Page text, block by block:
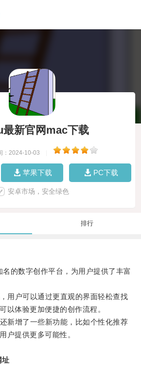
新官网mac下载
：2024-10-03
苹果下载 PC下载
安卓市场，安全绿色
排行
数字创作平台，为用户提供了丰富
户可以通过更直观的界面轻松查找
以体验更加便捷的创作流程。
增了一些新功能，比如个性化推荐
户提供更多可能性。
址